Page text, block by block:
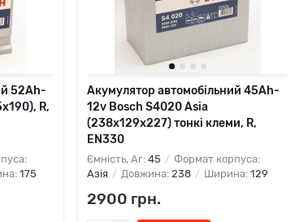
52Ah-
R,
175
Акумулятор автомобільний 45Ah-
12v Bosch S4020 Asia
(238х129х227) тонкі клеми, R,
EN330
Ємність, Аг: 45
Формат корпуса:
Азія
Довжина: 238 Ширина: 129
2900 грн.